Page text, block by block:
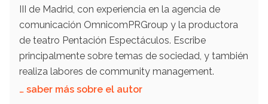
III de Madrid, con experiencia en la agencia de
comunicación OmnicomPRGroup y la productora
de teatro Pentación Espectáculos. Escribe
principalmente sobre temas de sociedad, y también
realiza labores de community management.
… saber más sobre el autor